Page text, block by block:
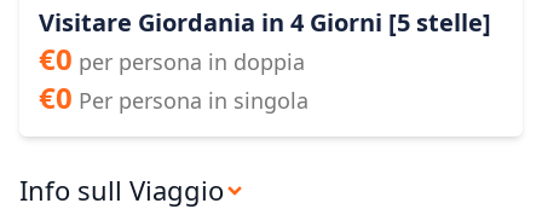
Visitare Giordania in 4 Giorni [5 stelle]
€0 per persona in doppia
€0 Per persona in singola
Info sull Viaggio